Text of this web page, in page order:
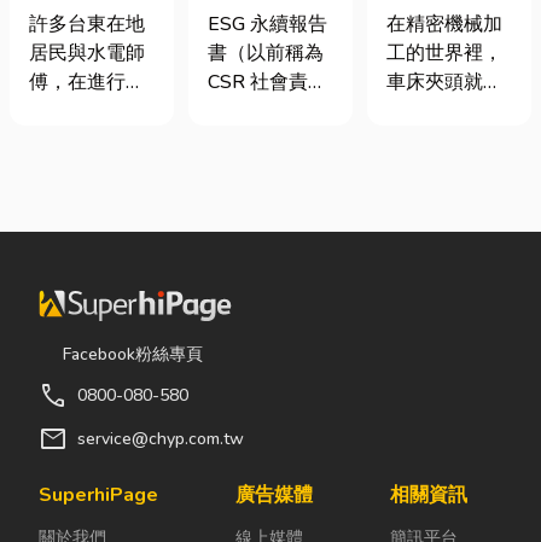
安全耐用的居
家環境
許多台東在地
居民與水電師
傅，在進行居
料行採購。除
齊全，也能依
照施工需求，
快速找到合適
插座、燈具、
馬達、衛浴設
關產品。 無論
要上市櫃才寫
嗎？3步驟擺
脫綠色轉型焦
ESG 永續報告
書（以前稱為
CSR 社會責任
責任（S）與
度營運成果的
表」與「永續
多中小企業主
類、規格挑選
與台灣採購推
薦完整指南
在精密機械加
工的世界裡，
車床夾頭就像
的工件。然
這時，車床子
Facebook粉絲專頁
call 0800-080-580
mail service@chyp.com.tw
SuperhiPage
關於我們
廣告媒體
線上媒體
相關資訊
簡訊平台